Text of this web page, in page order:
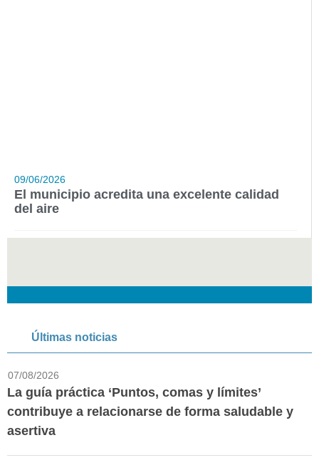
09/06/2026
El municipio acredita una excelente calidad
del aire
Últimas noticias
07/08/2026
La guía práctica ‘Puntos, comas y límites’
contribuye a relacionarse de forma saludable y
asertiva